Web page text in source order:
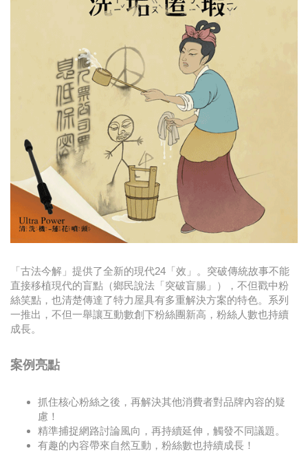
「古法今解」提供了全新的現代24「效」。突破傳統故事不能
直接移植現代的盲點（鄉民說法「突破盲腸」），不但戳中粉
絲笑點，也清楚傳達了特力屋具有多重解決方案的特色。系列
一推出，不但一舉讓互動數創下粉絲團新高，粉絲人數也持續
成長。
案例亮點
抓住核心粉絲之後，再解決其他消費者對品牌內容的疑
慮！
精準捕捉網路討論風向，再持續延伸，觸發不同議題。
有趣的內容帶來自然互動，粉絲數也持續成長！